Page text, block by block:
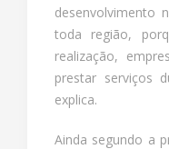
desenvolvimento
toda região,
realização,
prestar serviços
explica.
Ainda segundo a